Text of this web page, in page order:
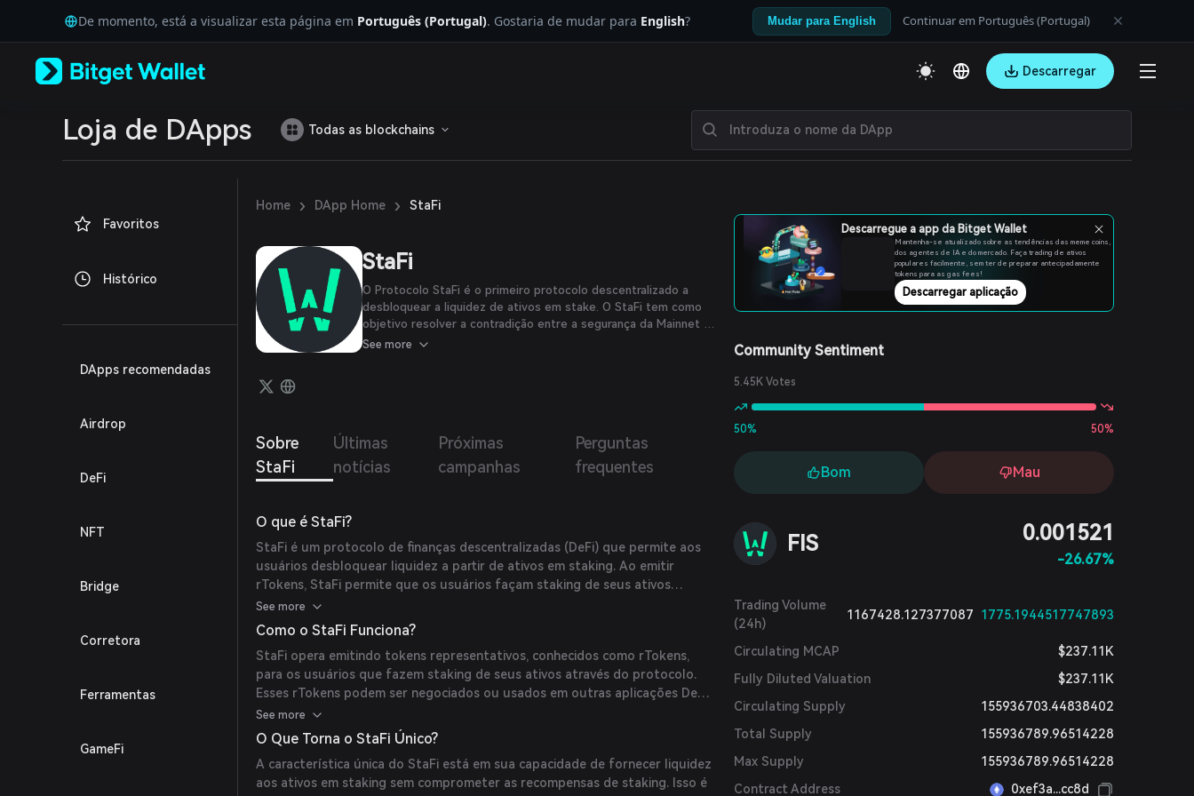
Tiếng Việt
Русский
Español (Latinoamérica)
Português (Portugal)
Bahasa Indonesia
Español (Argentina)
De momento, está a visualizar esta página em Português (Portugal). Gostaria de mudar para English? Mudar para English Continuar em Português (Portugal)
Descarregar
Loja de DApps Todas as blockchains
Favoritos
Histórico
DApps recomendadas
Airdrop
DeFi
NFT
Bridge
Corretora
Ferramentas
GameFi
Home › DApp Home › StaFi
StaFi
O Protocolo StaFi é o primeiro protocolo descentralizado a
desbloquear a liquidez de ativos em stake. O StaFi tem como
objetivo resolver a contradição entre a segurança da Mainnet e
a liquidez dos tokens no consenso PoS. Os detentores de
See more
Sobre
StaFi
Últimas
notícias
Próximas
campanhas
Perguntas
frequentes
O que é StaFi?
StaFi é um protocolo de finanças descentralizadas (DeFi) que permite aos
usuários desbloquear liquidez a partir de ativos em staking. Ao emitir
rTokens, StaFi permite que os usuários façam staking de seus ativos
enquanto mantêm liquidez, aumentando assim a eficiência do capital no
processo de staking.
See more
Como o StaFi Funciona?
StaFi opera emitindo tokens representativos, conhecidos como rTokens,
para os usuários que fazem staking de seus ativos através do protocolo.
Esses rTokens podem ser negociados ou usados em outras aplicações DeFi,
proporcionando liquidez aos ativos em staking. O protocolo garante que os
usuários continuem a receber recompensas de staking enquanto têm
flexibilidade para utilizar seus ativos em outro lugar.
See more
O Que Torna o StaFi Único?
A característica única do StaFi está em sua capacidade de fornecer liquidez
aos ativos em staking sem comprometer as recompensas de staking. Isso é
Descarregue a app da Bitget Wallet
Mantenha-se atualizado sobre as tendências das meme coins,
dos agentes de IA e do mercado. Faça trading de ativos
populares facilmente, sem ter de preparar antecipadamente
tokens para as gas fees!
Descarregar aplicação
Community Sentiment
5.45K Votes
50% 50%
Bom Mau
FIS 0.001521
-26.67%
Trading Volume
(24h)
1167428.127377087 1775.1944517747893
Circulating MCAP
$237.11K
Fully Diluted Valuation
$237.11K
Circulating Supply
155936703.44838402
Total Supply
155936789.96514228
Max Supply
155936789.96514228
Contract Address
0xef3a...cc8d